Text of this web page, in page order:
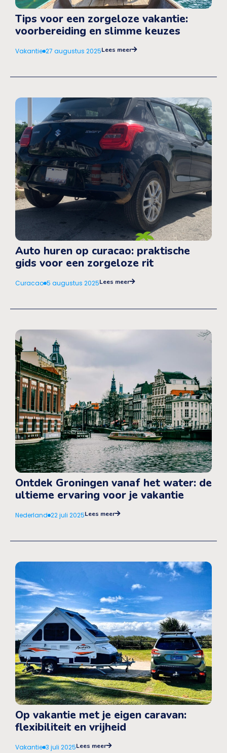
Tips voor een zorgeloze vakantie:
voorbereiding en slimme keuzes
Vakantie 27 augustus 2025Lees meer
Auto huren op curacao: praktische
gids voor een zorgeloze rit
Curacao 5 augustus 2025Lees meer
Ontdek Groningen vanaf het water: de
ultieme ervaring voor je vakantie
Nederland 22 juli 2025Lees meer
Op vakantie met je eigen caravan:
flexibiliteit en vrijheid
Vakantie 3 juli 2025Lees meer